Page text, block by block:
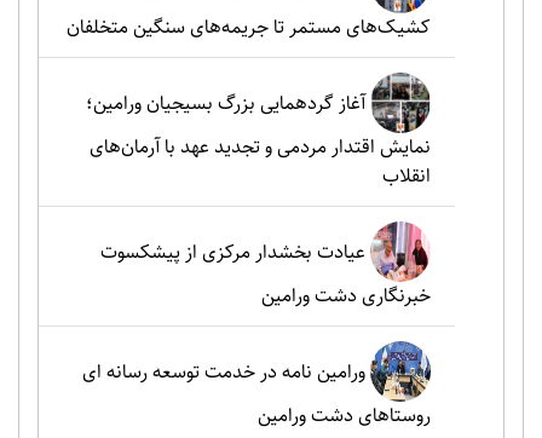
کشیک‌های مستمر تا جریمه‌های سنگین متخلفان
آغاز گردهمایی بزرگ بسیجیان ورامین؛
نمایش اقتدار مردمی و تجدید عهد با آرمان‌های
انقلاب
عیادت بخشدار مرکزی از پیشکسوت
خبرنگاری دشت ورامین
ورامین نامه در خدمت توسعه رسانه ای
روستاهای دشت ورامین